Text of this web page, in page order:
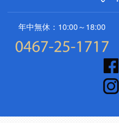
年中無休：10:00～18:00